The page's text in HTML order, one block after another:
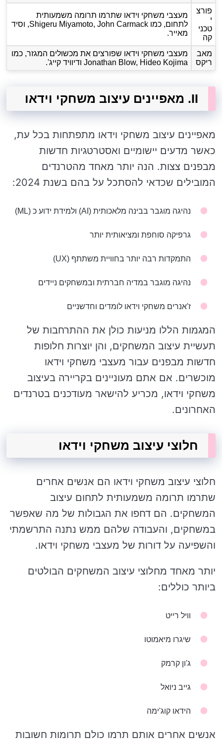
פורצ
י
טכני
קה
מעצבי משחקי וידאו שתרמו תרומה משמעותית
לתחום, כמו Shigeru Miyamoto, John Carmack, וסיד
מאייר.
מאב
ריקס
מעצבי משחקי וידאו שפורצים את מכשולים המגזר, כמו
Jonathan Blow, Hideo Kojima ודיוויד קייג'.
II. מאפיינים עיצוב משחקי וידאו
מאפיינים עיצוב משחקי וידאו מתפתחות בכל עת,
כאשר מדעים יישומיים ואסטרטגיות חדשות
מבפנים צצות. הנה יותר מאחד מהטרנדים
המובילים שכדאי להסתכל על בהם בשנת 2024:
נהיגה מוגבר בבינה מלאכותית (AI) ולמידת ידוע כ (ML)
גרפיקה סוחפת ומציאותית יותר
התמקדות רבה יותר בחוויית משתתף (UX)
נהיגה מוגבר במדיה חברתית ובמשחקים ניידים
ז'אנרים משחקי וידאו לומדים וחדשניים
המגמות הללו מניעות כולן את ההתרחבות של
תעשיית עיצוב המשחקים, והן יוצרות חלופות
חדשות מבפנים עבור מעצבי משחקי וידאו
מוכשרים. אם אתם מעוניינים בקריירה בעיצוב
משחקי וידאו, מכריע להישאר מעודכנים בטרנדים
האחרונים.
חלוצי עיצוב משחקי וידאו
חלוצי עיצוב משחקי וידאו הם אנשים אחרים
שתרמו תרומה משמעותית לתחום עיצוב
המשחקים. הם דחפו את הגבולות של מה שאפשר
במשחקים, והעבודה שלהם ממש נתנה התרשמתי
והשפיעה על דורות של מעצבי משחקי וידאו.
יותר מאחד מחלוצי עיצוב המשחקים הבולטים
ביותר כוללים:
וויל רייט
שיגרו מיאמוטו
ג'ון קרמק
גייב ניואל
הידאו קוג'ימה
אנשים אחרים אותם תרמו כולם תרומות חשובות